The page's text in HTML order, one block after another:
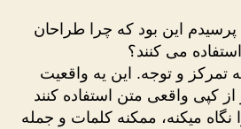
این بود که چرا طراحان
می کنند؟
تمرکز و توجه. این یه واقعیت
کپی واقعی متن استفاده کنند
میکنه، ممکنه کلمات و جمله